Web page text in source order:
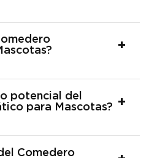
potencial del
para Mascotas?
Comedero